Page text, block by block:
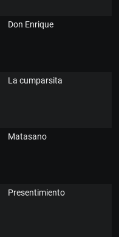
Don Enrique
La cumparsita
Matasano
Presentimiento